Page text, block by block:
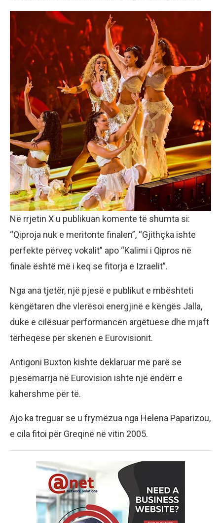
Në rrjetin X u publikuan komente të shumta si:
“Qiproja nuk e meritonte finalen”, “Gjithçka ishte
perfekte përveç vokalit” apo “Kalimi i Qipros në
finale është më i keq se fitorja e Izraelit”.
Nga ana tjetër, një pjesë e publikut e mbështeti
këngëtaren dhe vlerësoi energjinë e këngës Jalla,
duke e cilësuar performancën argëtuese dhe mjaft
tërheqëse për skenën e Eurovisionit.
Antigoni Buxton kishte deklaruar më parë se
pjesëmarrja në Eurovision ishte një ëndërr e
kahershme për të.
Ajo ka treguar se u frymëzua nga Helena Paparizou,
e cila fitoi për Greqinë në vitin 2005.